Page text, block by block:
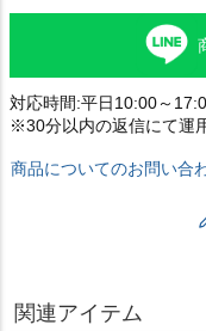
対応時間:平日10:00～
※30分以内の返信にて運
商品についてのお問い合
関連アイテム